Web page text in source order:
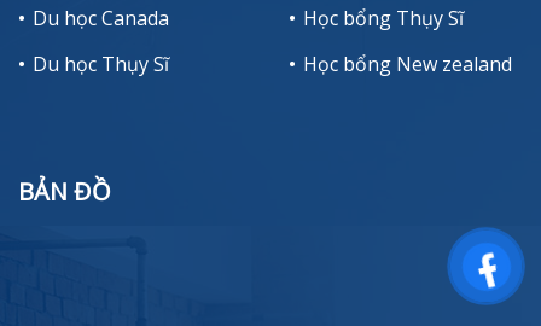
Du học Canada
Du học Thụy Sĩ
Học bổng Thụy Sĩ
Học bổng New zealand
BẢN ĐỒ